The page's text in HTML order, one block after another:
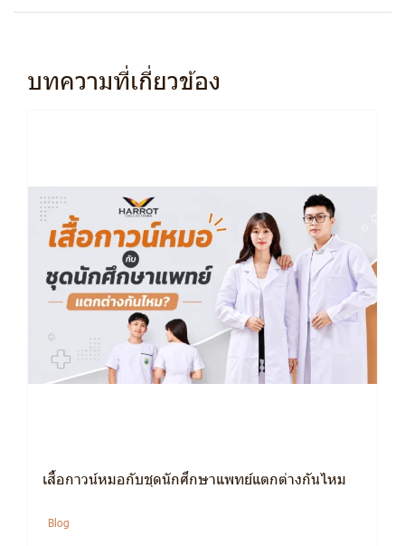
บทความที่เกี่ยวข้อง
เสื้อกาวน์หมอกับชุดนักศึกษาแพทย์แตกต่างกันไหม
Blog